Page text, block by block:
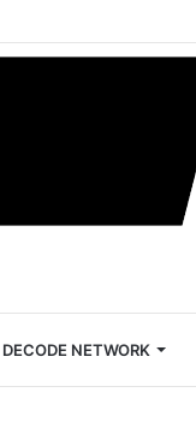
DECODE NETWORK